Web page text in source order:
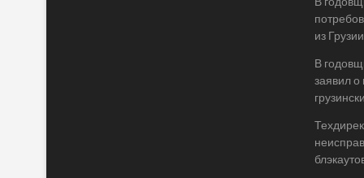
из Грузии
В
заявил